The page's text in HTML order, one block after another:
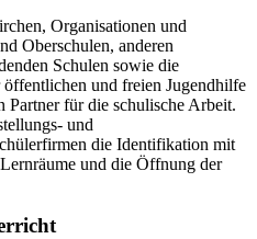
Organisationen und
Oberschulen, anderen
Schulen sowie die
und freien Jugendhilfe
Partner für die schulische Arbeit.
und
die Identifikation mit
und die Öffnung der